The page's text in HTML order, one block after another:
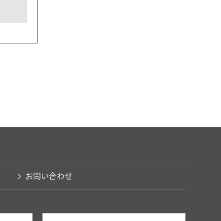
お問い合わせ